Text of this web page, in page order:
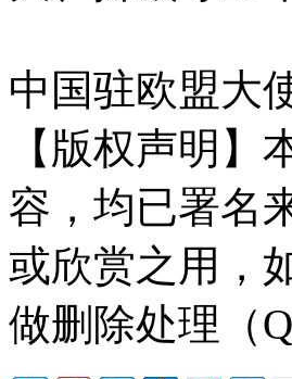
中国驻欧盟大
【版权声明
容，均已署名
或欣赏之用，
做删除处理（